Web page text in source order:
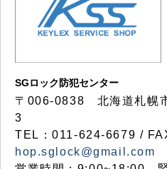
SGロック防犯センター
〒006-0838 北海道札幌
3
TEL：011-624-6679 /
hop.sglock@gmail.com